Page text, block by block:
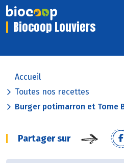
Biocoop Louviers
Accueil
Toutes nos recettes
Burger potimarron et Tome
Partager sur